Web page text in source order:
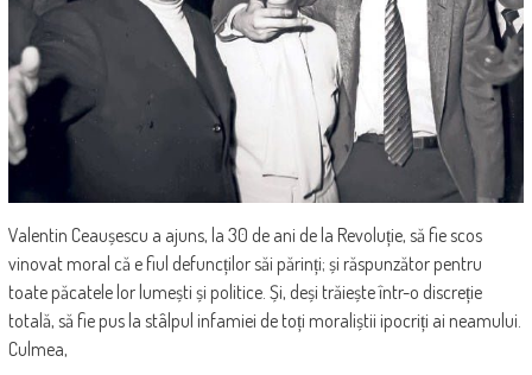
Valentin Ceaușescu a ajuns, la 30 de ani de la Revoluție, să fie scos
vinovat moral că e fiul defuncților săi părinți; și răspunzător pentru
toate păcatele lor lumești și politice. Și, deși trăiește într-o discreție
totală, să fie pus la stâlpul infamiei de toți moraliștii ipocriți ai neamului.
Culmea,